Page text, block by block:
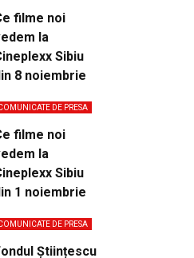
filme noi
la
Sibiu
8 noiembrie
DE PRESA
filme noi
la
Sibiu
1 noiembrie
DE PRESA
Științescu